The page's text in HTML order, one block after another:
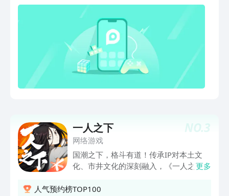
NO.3
一人之下
网络游戏
国潮之下，格斗有道！传承IP对本土文
化、市井文化的深刻融入，《一人之下》
筑以及动漫原著中的关键场景。精心打造
更多
人气预约榜TOP100